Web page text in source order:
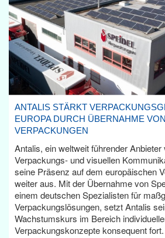
ANTALIS STÄRKT
EUROPA DURCH ÜBERNAHME
VERPACKUNGEN
Antalis, ein weltweit führender Anbieter
Verpackungs- und visuellen
seine Präsenz auf dem europäischen
weiter aus. Mit der Übernahme von
einem deutschen Spezialisten für
Verpackungslösungen, setzt Antalis
Wachstumskurs im Bereich
Verpackungskonzepte konsequent fort.